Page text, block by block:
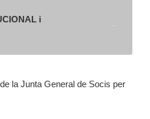
i
la Junta General de Socis per